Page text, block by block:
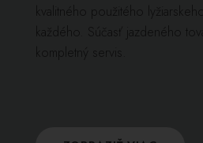
kvalitného použitého
každého. Súčasť jazdeného
kompletný servis.